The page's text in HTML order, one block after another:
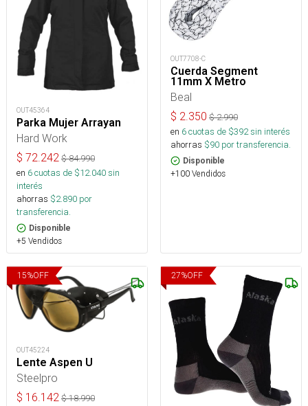
OUT45364
Parka Mujer Arrayan
Hard Work
$ 72.242 $84.990
en 6cuotas de $12.040sin
interés
ahorras $2.890 por
transferencia.
Disponible
+5 Vendidos
OUT7708-C
Cuerda Segment
11mm X Metro
Beal
$ 2.350 $2.990
en 6cuotas de $392sin interés
ahorras $90 por transferencia.
Disponible
+100 Vendidos
15%OFF
OUT45224
Lente Aspen U
Steelpro
$ 16.142 $18.990
27%OFF